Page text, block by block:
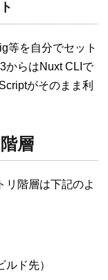
等を自分でセット
からはNuxt CLIで
がそのまま利
層
リ階層は下記のよ
ド先）